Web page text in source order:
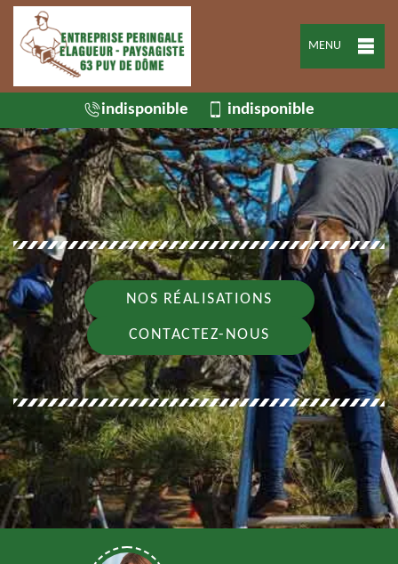
MENU
indisponible indisponible
NOS RÉALISATIONS
CONTACTEZ-NOUS